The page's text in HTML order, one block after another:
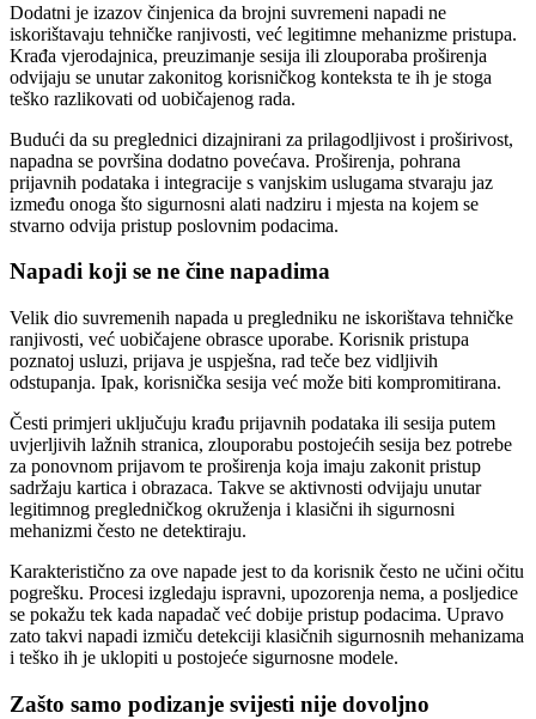
Dodatni je izazov činjenica da brojni suvremeni napadi ne
iskorištavaju tehničke ranjivosti, već legitimne mehanizme pristupa.
Krađa vjerodajnica, preuzimanje sesija ili zlouporaba proširenja
odvijaju se unutar zakonitog korisničkog konteksta te ih je stoga
teško razlikovati od uobičajenog rada.
Budući da su preglednici dizajnirani za prilagodljivost i proširivost,
napadna se površina dodatno povećava. Proširenja, pohrana
prijavnih podataka i integracije s vanjskim uslugama stvaraju jaz
između onoga što sigurnosni alati nadziru i mjesta na kojem se
stvarno odvija pristup poslovnim podacima.
Napadi koji se ne čine napadima
Velik dio suvremenih napada u pregledniku ne iskorištava tehničke
ranjivosti, već uobičajene obrasce uporabe. Korisnik pristupa
poznatoj usluzi, prijava je uspješna, rad teče bez vidljivih
odstupanja. Ipak, korisnička sesija već može biti kompromitirana.
Česti primjeri uključuju krađu prijavnih podataka ili sesija putem
uvjerljivih lažnih stranica, zlouporabu postojećih sesija bez potrebe
za ponovnom prijavom te proširenja koja imaju zakonit pristup
sadržaju kartica i obrazaca. Takve se aktivnosti odvijaju unutar
legitimnog pregledničkog okruženja i klasični ih sigurnosni
mehanizmi često ne detektiraju.
Karakteristično za ove napade jest to da korisnik često ne učini očitu
pogrešku. Procesi izgledaju ispravni, upozorenja nema, a posljedice
se pokažu tek kada napadač već dobije pristup podacima. Upravo
zato takvi napadi izmiču detekciji klasičnih sigurnosnih mehanizama
i teško ih je uklopiti u postojeće sigurnosne modele.
Zašto samo podizanje svijesti nije dovoljno